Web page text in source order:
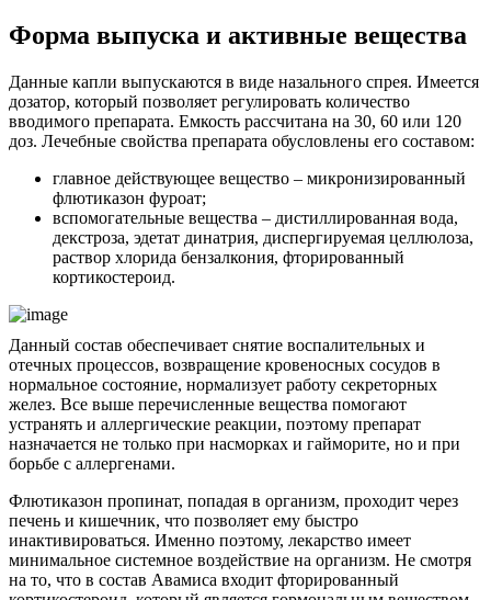
Форма выпуска и активные вещества
Данные капли выпускаются в виде назального спрея. Имеется
дозатор, который позволяет регулировать количество
вводимого препарата. Емкость рассчитана на 30, 60 или 120
доз. Лечебные свойства препарата обусловлены его составом:
главное действующее вещество – микронизированный
флютиказон фуроат;
вспомогательные вещества – дистиллированная вода,
декстроза, эдетат динатрия, диспергируемая целлюлоза,
раствор хлорида бензалкония, фторированный
кортикостероид.
Данный состав обеспечивает снятие воспалительных и
отечных процессов, возвращение кровеносных сосудов в
нормальное состояние, нормализует работу секреторных
желез. Все выше перечисленные вещества помогают
устранять и аллергические реакции, поэтому препарат
назначается не только при насморках и гайморите, но и при
борьбе с аллергенами.
Флютиказон пропинат, попадая в организм, проходит через
печень и кишечник, что позволяет ему быстро
инактивироваться. Именно поэтому, лекарство имеет
минимальное системное воздействие на организм. Не смотря
на то, что в состав Авамиса входит фторированный